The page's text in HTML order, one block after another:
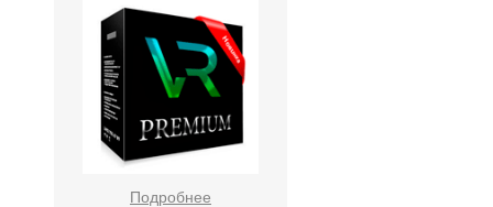
Подробнее